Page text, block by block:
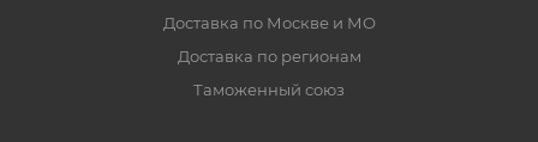
Доставка по Москве и МО
Доставка по регионам
Таможенный союз